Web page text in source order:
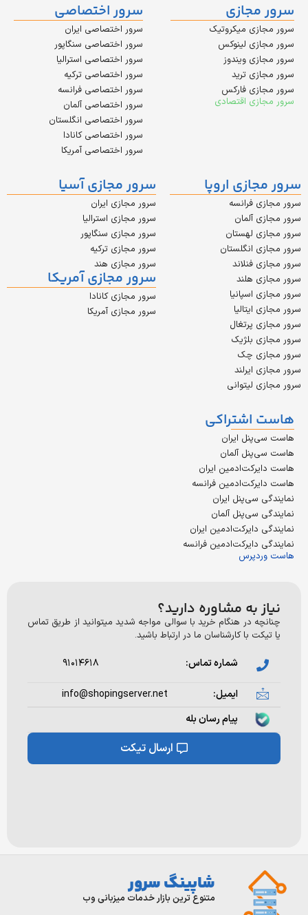
میکروتیک
لینوکس
ویندوز
ترید
فارکس
اقتصادی
سرور اختصاصی
سرور اختصاصی ایران
سرور اختصاصی سنگاپور
سرور اختصاصی استرالیا
سرور اختصاصی ترکیه
سرور اختصاصی فرانسه
سرور اختصاصی آلمان
سرور اختصاصی انگلستان
سرور اختصاصی کانادا
سرور اختصاصی آمریکا
اروپا
فرانسه
آلمان
لهستان
انگلستان
فنلاند
هلند
اسپانیا
پرتغال
بلژیک
چک
لیتوانی
سرور مجازی آسیا
سرور مجازی ایران
سرور مجازی استرالیا
سرور مجازی سنگاپور
سرور مجازی ترکیه
سرور مجازی هند
سرور مجازی آمریکا
سرور مجازی کانادا
سرور مجازی آمریکا
ایران
آلمان
ایران
فرانسه
ایران
سی‌پنل آلمان
دایرکت‌ادمین ایران
دایرکت‌ادمین فرانسه
به مشاوره دارید؟
در هنگام خرید با سوالی مواجه شدید میتوانید از طریق تماس
با کارشناسان ما در ارتباط باشید.
شماره تماس:
ایمیل:
info@shopingserver.net
پیام رسان بله
ارسال تیکت
شاپینگ سرور
متنوع ترین بازار خدمات میزبانی وب